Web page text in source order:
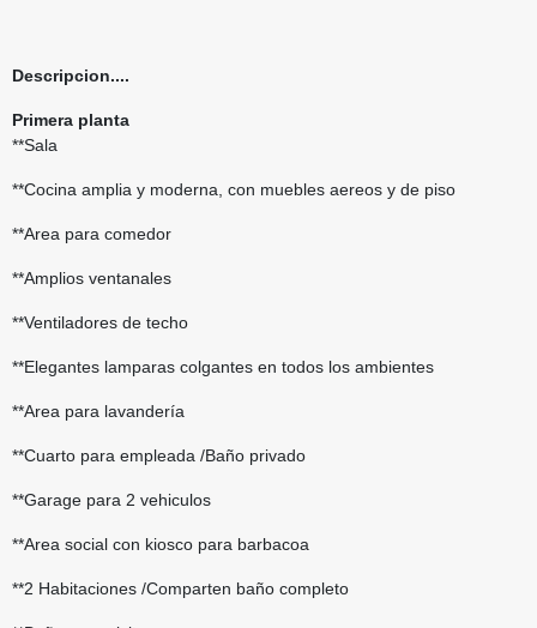
Descripcion....
Primera planta
**Sala
**Cocina amplia y moderna, con muebles aereos y de piso
**Area para comedor
**Amplios ventanales
**Ventiladores de techo
**Elegantes lamparas colgantes en todos los ambientes
**Area para lavandería
**Cuarto para empleada /Baño privado
**Garage para 2 vehiculos
**Area social con kiosco para barbacoa
**2 Habitaciones /Comparten baño completo